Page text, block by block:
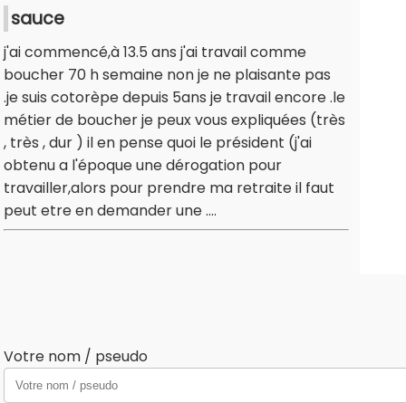
sauce
j'ai commencé,à 13.5 ans j'ai travail comme
boucher 70 h semaine non je ne plaisante pas
.je suis cotorèpe depuis 5ans je travail encore .le
métier de boucher je peux vous expliquées (très
, très , dur ) il en pense quoi le président (j'ai
obtenu a l'époque une dérogation pour
travailler,alors pour prendre ma retraite il faut
peut etre en demander une ....
Votre nom / pseudo